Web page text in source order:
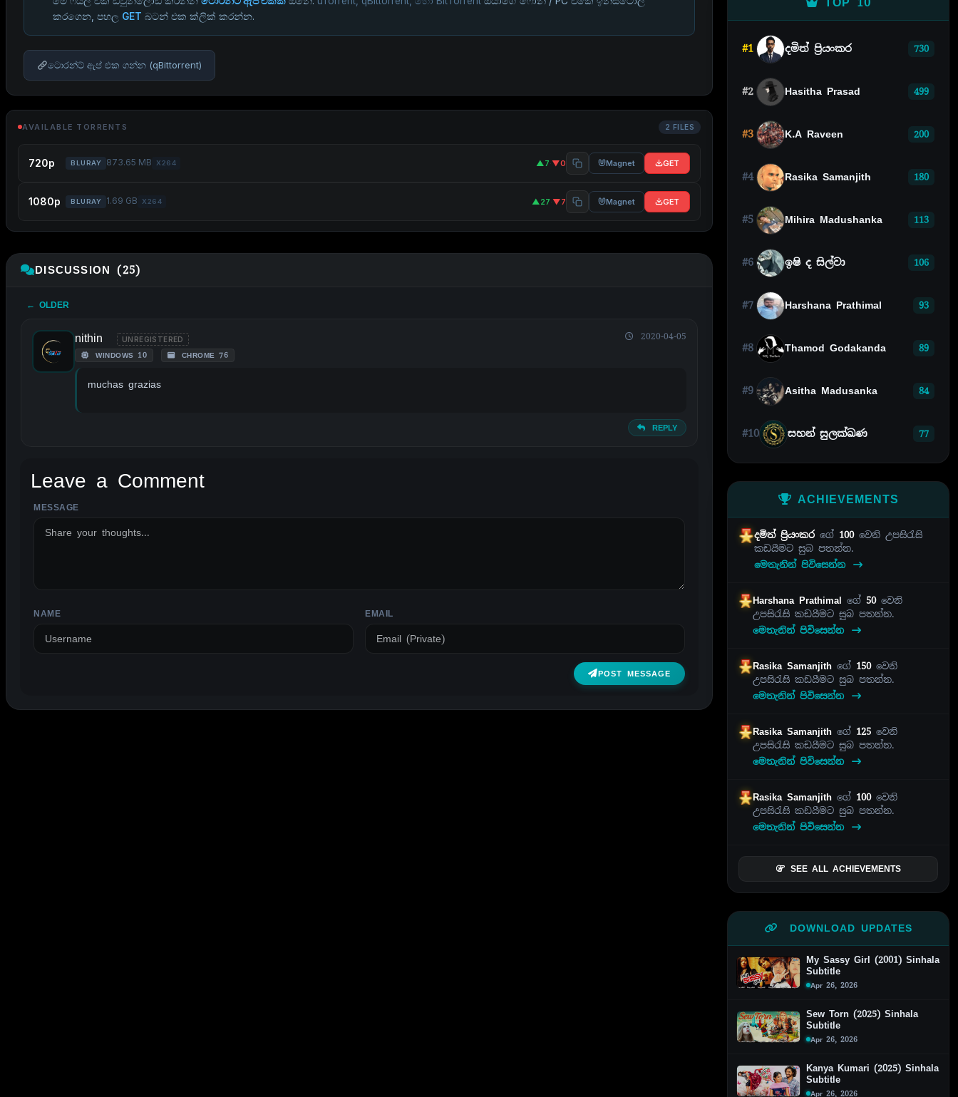
කරගෙන, පහල GET බටන් එක ක්ලික් කරන්න.
ටොරන්ට් ඇප් එක ගන්න (qBittorrent)
AVAILABLE TORRENTS 2 FILES
720p BLURAY 873.65 MB X264 ▲7·▼0 Magnet GET
1080p BLURAY 1.69 GB X264 ▲27·▼7 Magnet GET
DISCUSSION (25)
← OLDER
nithin UNREGISTERED
WINDOWS 10 CHROME 76
2020-04-05
muchas grazias
REPLY
Leave a Comment
MESSAGE
NAME EMAIL
POST MESSAGE
ALTERNATIVE:
#1 දමිත් ප්‍රියංකර 730
#2 Hasitha Prasad 499
#3 K.A Raveen 200
#4 Rasika Samanjith 180
#5 Mihira Madushanka 113
#6 ඉෂි ද සිල්වා 106
#7 Harshana Prathimal 93
#8 Thamod Godakanda 89
#9 Asitha Madusanka 84
#10 සහන් සුලක්ඛණ 77
ACHIEVEMENTS
දමිත් ප්‍රියංකර ගේ 100වෙනි උපසිරැසි
කඩයීමට සුබ පතන්න.
මෙතැනින් පිවිසෙන්න
Harshana Prathimal ගේ 50වෙනි
උපසිරැසි කඩයීමට සුබ පතන්න.
මෙතැනින් පිවිසෙන්න
Rasika Samanjithගේ 150වෙනි
උපසිරැසි කඩයීමට සුබ පතන්න.
මෙතැනින් පිවිසෙන්න
Rasika Samanjithගේ 125 වෙනි
උපසිරැසි කඩයීමට සුබ පතන්න.
මෙතැනින් පිවිසෙන්න
Rasika Samanjithගේ 100වෙනි
උපසිරැසි කඩයීමට සුබ පතන්න.
මෙතැනින් පිවිසෙන්න
SEE ALL ACHIEVEMENTS
DOWNLOAD UPDATES
My Sassy Girl (2001) Sinhala
Subtitle
Apr 26, 2026
Sew Torn (2025) Sinhala
Subtitle
Apr 26, 2026
Kanya Kumari (2025) Sinhala
Subtitle
Apr 26, 2026